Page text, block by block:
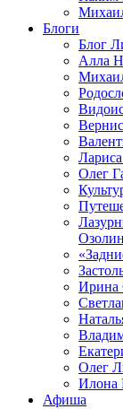
Блоги
Блог
Алла
Олег
Ирина
Олег
Илона
Афиша